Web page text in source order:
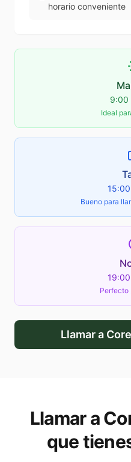
horario conveniente
9:00
Ideal
Bueno para
Perfecto
Llamar a
Llamar a
que